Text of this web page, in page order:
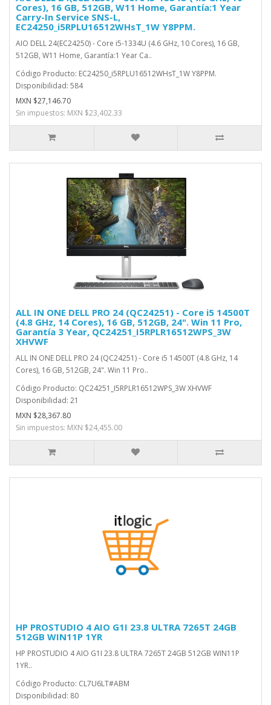
Cores), 16 GB, 512GB, W11 Home, Garantía:1 Year
Carry-In Service SNS-L,
EC24250_i5RPLU16512WHsT_1W Y8PPM.
AIO DELL 24(EC24250) - Core i5-1334U (4.6 GHz, 10 Cores), 16 GB,
512GB, W11 Home, Garantía:1 Year Ca..
Código Producto: EC24250_i5RPLU16512WHsT_1W Y8PPM.
Disponibilidad: 584
MXN $27,146.70
Sin impuestos: MXN $23,402.33
ALL IN ONE DELL PRO 24 (QC24251) - Core i5 14500T
(4.8 GHz, 14 Cores), 16 GB, 512GB, 24". Win 11 Pro,
Garantía 3 Year, QC24251_I5RPLR16512WPS_3W
XHVWF
ALL IN ONE DELL PRO 24 (QC24251) - Core i5 14500T (4.8 GHz, 14
Cores), 16 GB, 512GB, 24". Win 11 Pro..
Código Producto: QC24251_I5RPLR16512WPS_3W XHVWF
Disponibilidad: 21
MXN $28,367.80
Sin impuestos: MXN $24,455.00
HP PROSTUDIO 4 AIO G1I 23.8 ULTRA 7265T 24GB
512GB WIN11P 1YR
HP PROSTUDIO 4 AIO G1I 23.8 ULTRA 7265T 24GB 512GB WIN11P
1YR..
Código Producto: CL7U6LT#ABM
Disponibilidad: 80